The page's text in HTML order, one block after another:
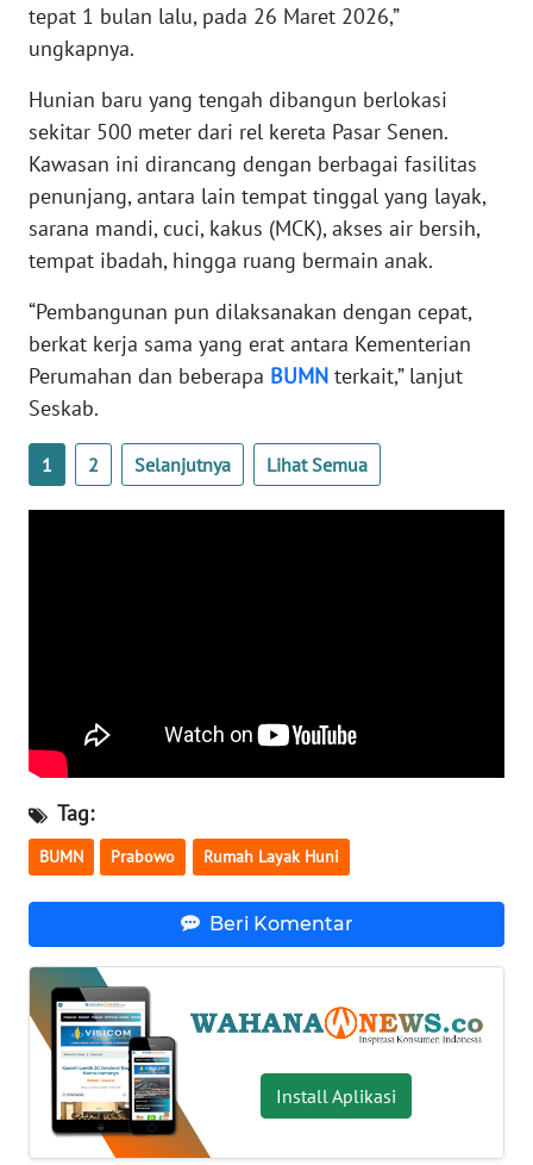
tepat 1 bulan lalu, pada 26 Maret 2026,”
ungkapnya.
Hunian baru yang tengah dibangun berlokasi
sekitar 500 meter dari rel kereta Pasar Senen.
Kawasan ini dirancang dengan berbagai fasilitas
penunjang, antara lain tempat tinggal yang layak,
sarana mandi, cuci, kakus (MCK), akses air bersih,
tempat ibadah, hingga ruang bermain anak.
“Pembangunan pun dilaksanakan dengan cepat,
berkat kerja sama yang erat antara Kementerian
Perumahan dan beberapa BUMN terkait,” lanjut
Seskab.
1 2 Selanjutnya Lihat Semua
Tag:
BUMN Prabowo Rumah Layak Huni
Beri Komentar
Install Aplikasi
WN
WN
SERAMBI
WN
JAMBI
WN
SULTRA
WN
WN
SULTENG
WN
SUMBAR
WN
SUMSEL
WN
LAMPUNG
WN
JATENG